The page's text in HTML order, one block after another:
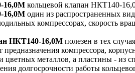
16,0М кольцевой клапан НКТ140-
16,0М один из распространенных
компрессорах, скорость
НКТ140-16,0М полезен в тех
предназначения компрессора,
цветных металлов, а пластины - из
долгосрочности работы